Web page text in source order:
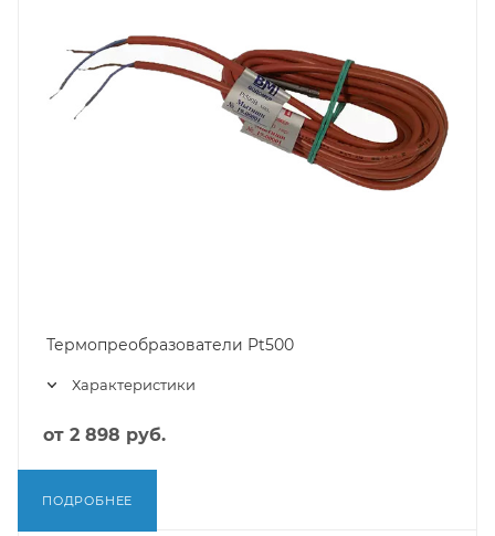
Термопреобразователи Pt500
Характеристики
от 2 898 руб.
ПОДРОБНЕЕ